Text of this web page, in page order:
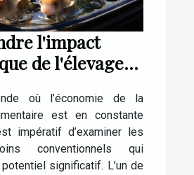
l'impact
de l'élevage
où l’économie de la
est en constante
impératif d’examiner les
conventionnels qui
significatif. L’un de